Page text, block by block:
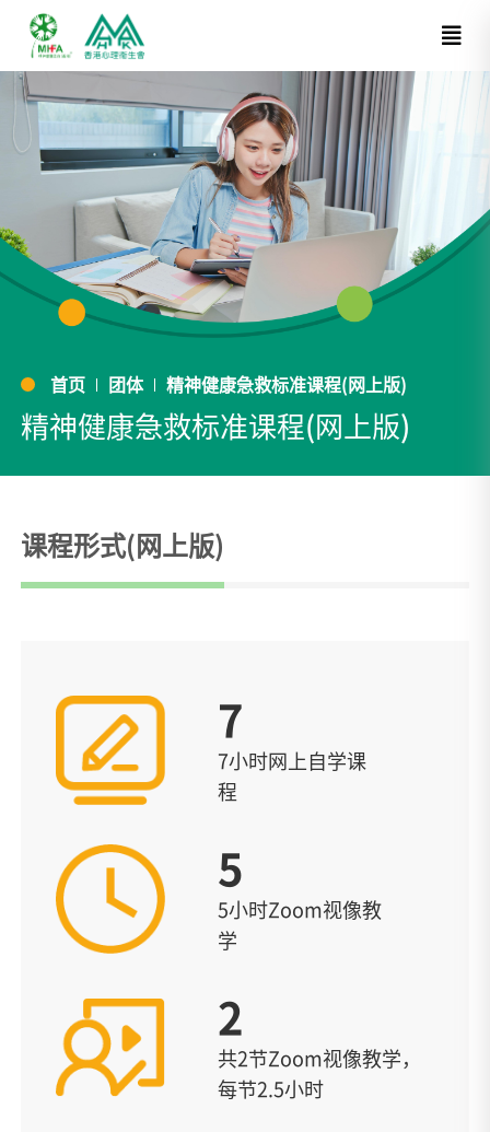
首页 团体 精神健康急救标准课程(网上版)
精神健康急救标准课程(网上版)
课程形式(网上版)
7
7小时网上自学课
程
5
5小时Zoom视像教
学
2
共2节Zoom视像教学，
每节2.5小时